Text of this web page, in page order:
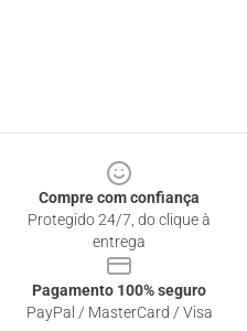
Compre com confiança
Protegido 24/7, do clique à
entrega
Pagamento 100% seguro
PayPal / MasterCard / Visa